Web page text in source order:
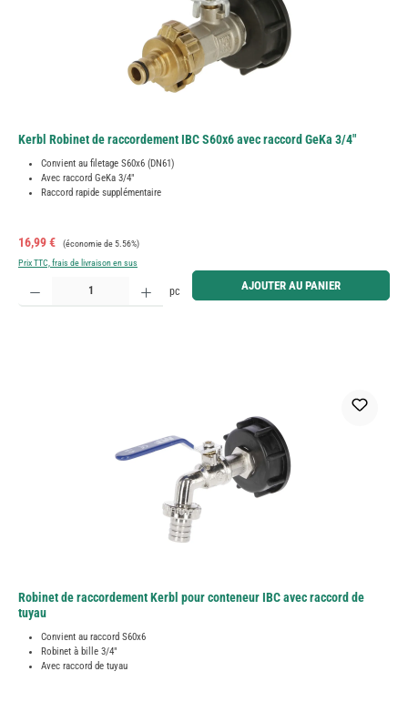
Kerbl Robinet de raccordement IBC S60x6 avec raccord GeKa 3/4"
Convient au filetage S60x6 (DN61)
Avec raccord GeKa 3/4"
Raccord rapide supplémentaire
Prix de vente :
16,99 € Prix régulier :
(économie de 5.56%)
Prix TTC, frais de livraison en sus
Quantité de produit : Entrez la quantité souhaitée ou utilisez les boutons pour augmenter ou
pc AJOUTER AU PANIER
Robinet de raccordement Kerbl pour conteneur IBC avec raccord de
tuyau
Convient au raccord S60x6
Robinet à bille 3/4"
Avec raccord de tuyau